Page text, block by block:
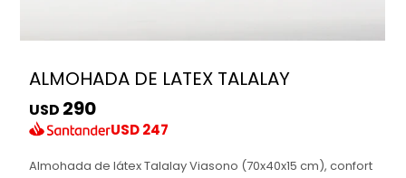
ALMOHADA DE LATEX TALALAY
USD 290
USD247
Almohada de látex Talalay Viasono (70x40x15 cm), confort